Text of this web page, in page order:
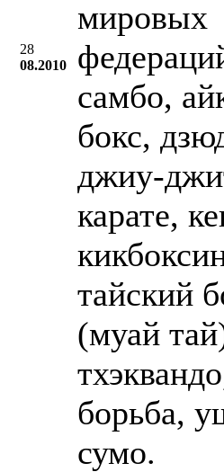
28
08.2010
мировых
самбо,
бокс,
джиу-
карате,
тайский
(муай
борьба,
сумо.